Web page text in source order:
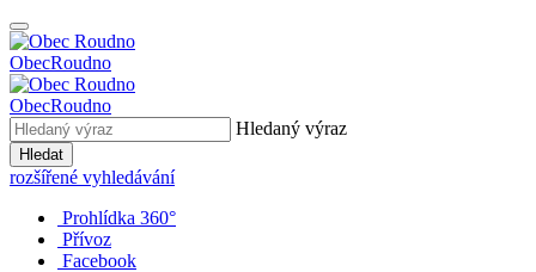
ObecRoudno
ObecRoudno
Hledaný výraz
Hledat
rozšířené vyhledávání
Prohlídka 360°
Přívoz
Facebook